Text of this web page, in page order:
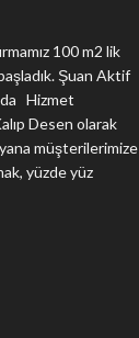
100 m2 lik
Şuan Aktif
Hizmet
Desen olarak
müşterilerimize
yüzde yüz